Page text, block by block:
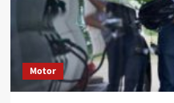
Motor